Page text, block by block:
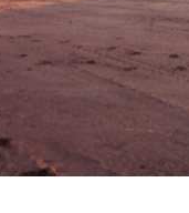
Sem legenda